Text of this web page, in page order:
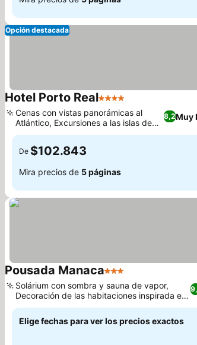
Opción destacada
Hotel Porto Real4 Estrellas
8,2Muy
Cenas con vistas panorámicas al
Atlántico, Excursiones a las islas de
Angra dos Reis
De $102.843
Mira precios de 5 páginas
Pousada Manaca3 Estrellas
Solárium con sombra y sauna de vapor,
Decoración de las habitaciones inspirada en
la cultura indígena
Elige fechas para ver los precios exactos